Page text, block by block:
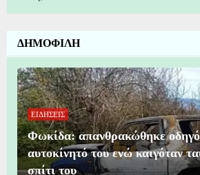
ΔΗΜΟΦΙΛΗ
ΕΙΔΗΣΕΙΣ
Φωκίδα: απανθρακώθηκε
αυτοκίνητό του ενώ καιγόταν
σπίτι του